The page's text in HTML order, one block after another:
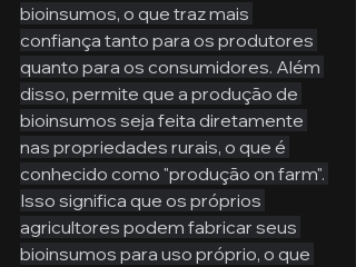
bioinsumos, o que traz mais
confiança tanto para os produtores
quanto para os consumidores. Além
disso, permite que a produção de
bioinsumos seja feita diretamente
nas propriedades rurais, o que é
conhecido como "produção on farm".
Isso significa que os próprios
agricultores podem fabricar seus
bioinsumos para uso próprio, o que